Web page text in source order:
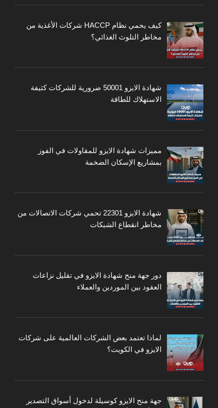
كيف يحمي نظام HACCP شركات الأغذية من
مخاطر التلوث الغذائي؟
شهادة الايزو 50001 ضرورية للشركات كثيفة
الاستهلاك للطاقة
مميزات شهادة الايزو للمقاولات في الفوز
بمشاريع الإسكان الضخمة
شهادة الايزو 22301 تحمي شركات الاتصالات من
مخاطر انقطاع الشبكات
دور جهة منح شهادة الايزو في تقليل نزاعات
العقود بين الموردين والعملاء
لماذا تعتمد بعض الشركات العالمية على شركات
الايزو في الكويت؟
جهة منح الايزو كوسيلة لدخول أسواق التصدير